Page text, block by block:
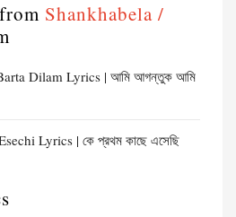
Shankhabela /
Dilam Lyrics | আমি আগন্তুক আমি
Lyrics | কে প্রথম কাছে এসেছি